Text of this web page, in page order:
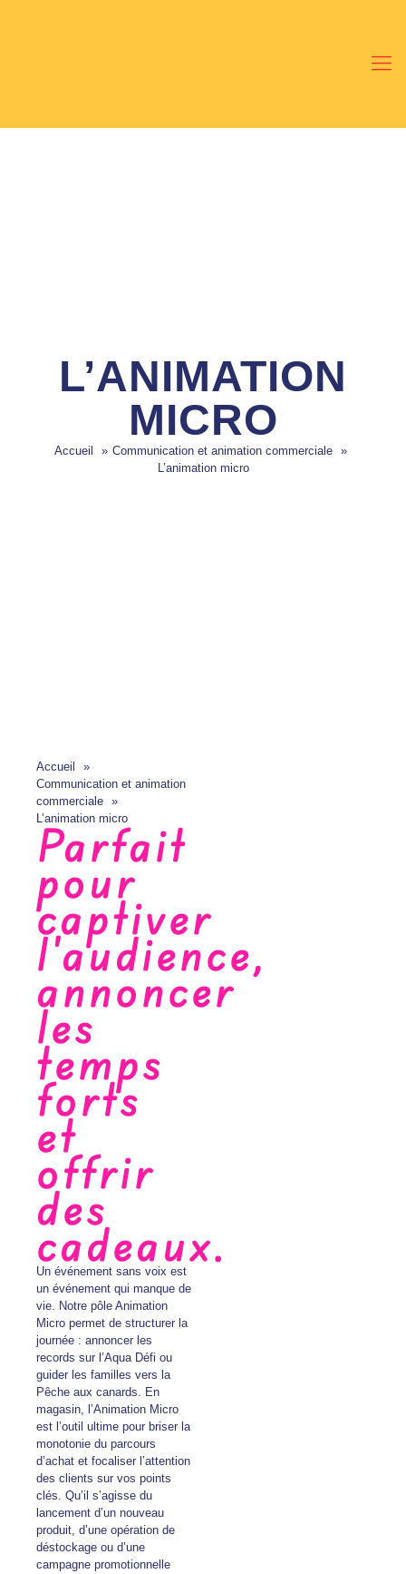
L’ANIMATION
MICRO
Accueil
Communication et animation commerciale
L’animation micro
Accueil
Communication et animation
commerciale
L’animation micro
Parfait
pour
captiver
l'audience,
annoncer
les
temps
forts
et
offrir
des
cadeaux.
Un événement sans voix est
un événement qui manque de
vie. Notre pôle Animation
Micro permet de structurer la
journée : annoncer les
records sur l’Aqua Défi ou
guider les familles vers la
Pêche aux canards. En
magasin, l’Animation Micro
est l’outil ultime pour briser la
monotonie du parcours
d’achat et focaliser l’attention
des clients sur vos points
clés. Qu’il s’agisse du
lancement d’un nouveau
produit, d’une opération de
déstockage ou d’une
campagne promotionnelle